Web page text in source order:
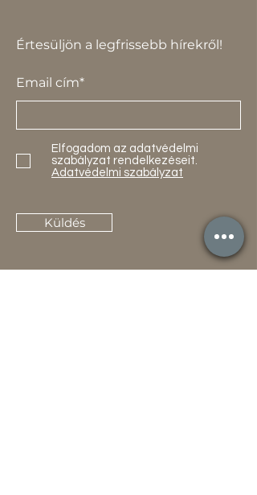
Értesüljön a legfrissebb hírekről!
Email cím*
Elfogadom az adatvédelmi
szabályzat rendelkezéseit.
Adatvédelmi szabályzat
Küldés